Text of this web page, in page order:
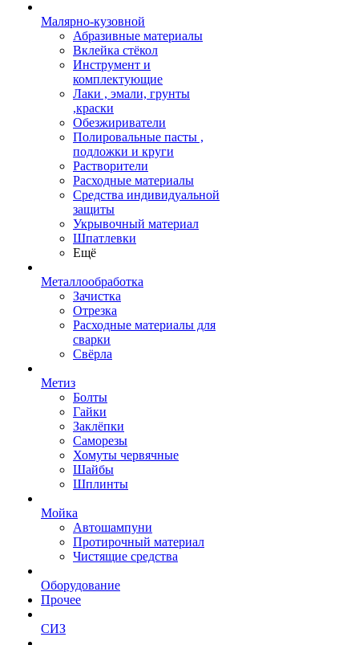
Малярно-кузовной
Абразивные материалы
Вклейка стёкол
Инструмент и
комплектующие
Лаки , эмали, грунты
,краски
Обезжириватели
Полировальные пасты ,
подложки и круги
Растворители
Расходные материалы
Средства индивидуальной
защиты
Укрывочный материал
Шпатлевки
Ещё
Металлообработка
Зачистка
Отрезка
Расходные материалы для
сварки
Свёрла
Метиз
Болты
Гайки
Заклёпки
Саморезы
Хомуты червячные
Шайбы
Шплинты
Мойка
Автошампуни
Протирочный материал
Чистящие средства
Оборудование
Прочее
СИЗ